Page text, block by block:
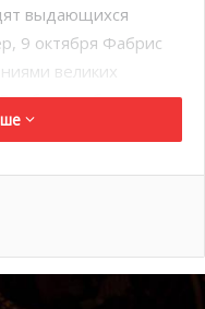
выдающихся
9 октября Фабрис
великих
Рембо, Флобера и
зрителями в двух
«Un nouveau
fille sur la banquette
принцессы Грейс